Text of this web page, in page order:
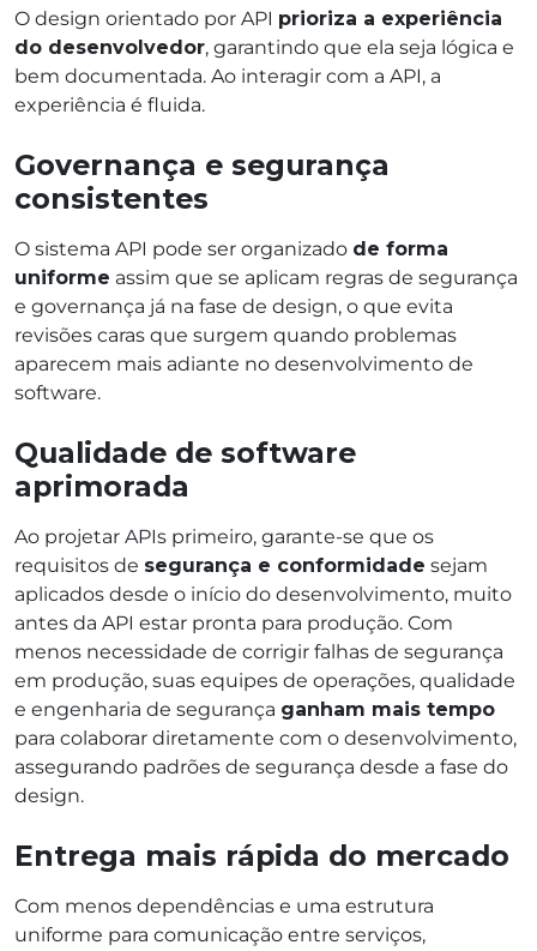
O design orientado por API prioriza a experiência
do desenvolvedor, garantindo que ela seja lógica e
bem documentada. Ao interagir com a API, a
experiência é fluida.
Governança e segurança
consistentes
O sistema API pode ser organizado de forma
uniforme assim que se aplicam regras de segurança
e governança já na fase de design, o que evita
revisões caras que surgem quando problemas
aparecem mais adiante no desenvolvimento de
software.
Qualidade de software
aprimorada
Ao projetar APIs primeiro, garante-se que os
requisitos de segurança e conformidade sejam
aplicados desde o início do desenvolvimento, muito
antes da API estar pronta para produção. Com
menos necessidade de corrigir falhas de segurança
em produção, suas equipes de operações, qualidade
e engenharia de segurança ganham mais tempo
para colaborar diretamente com o desenvolvimento,
assegurando padrões de segurança desde a fase do
design.
Entrega mais rápida do mercado
Com menos dependências e uma estrutura
uniforme para comunicação entre serviços,